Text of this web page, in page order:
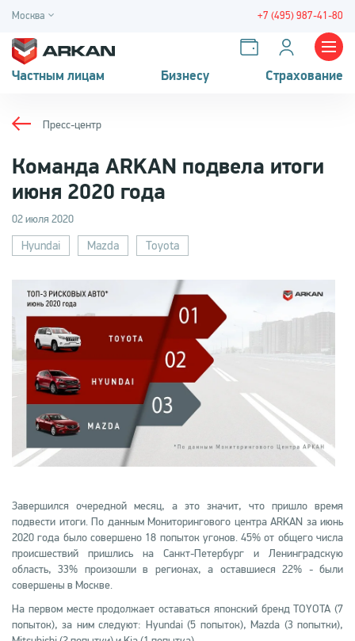
Москва +7 (495) 987-41-80
Частным лицам Бизнесу Страхование
Пресс-центр
Команда ARKAN подвела итоги
июня 2020 года
02 июля 2020
Hyundai Mazda Toyota
Завершился очередной месяц, а это значит, что пришло время
подвести итоги. По данным Мониторингового центра ARKAN за июнь
2020 года было совершено 18 попыток угонов. 45% от общего числа
происшествий пришлись на Санкт-Петербург и Ленинградскую
область, 33% произошли в регионах, а оставшиеся 22% - были
совершены в Москве.
На первом месте продолжает оставаться японский бренд TOYOTA (7
попыток), за ним следуют: Hyundai (5 попыток), Mazda (3 попытки),